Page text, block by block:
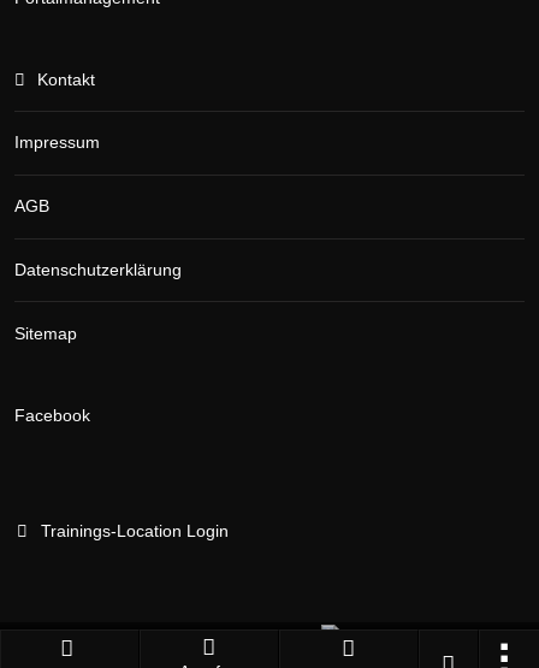
Kontakt
Impressum
AGB
Datenschutzerklärung
Sitemap
Facebook
Trainings-Location Login
Branchenportal Software made in Germany